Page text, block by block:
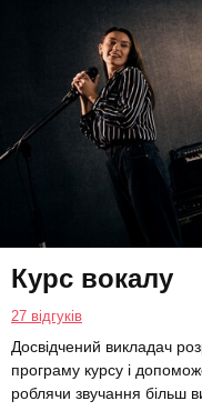
Курс вокалу
27 відгуків
Досвідчений викладач
програму курсу і
роблячи звучання більш